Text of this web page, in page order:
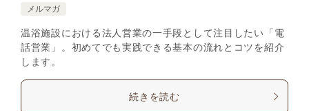
メルマガ
温浴施設における法人営業の一手段として注目したい「電
話営業」。初めてでも実践できる基本の流れとコツを紹介
します。
続きを読む